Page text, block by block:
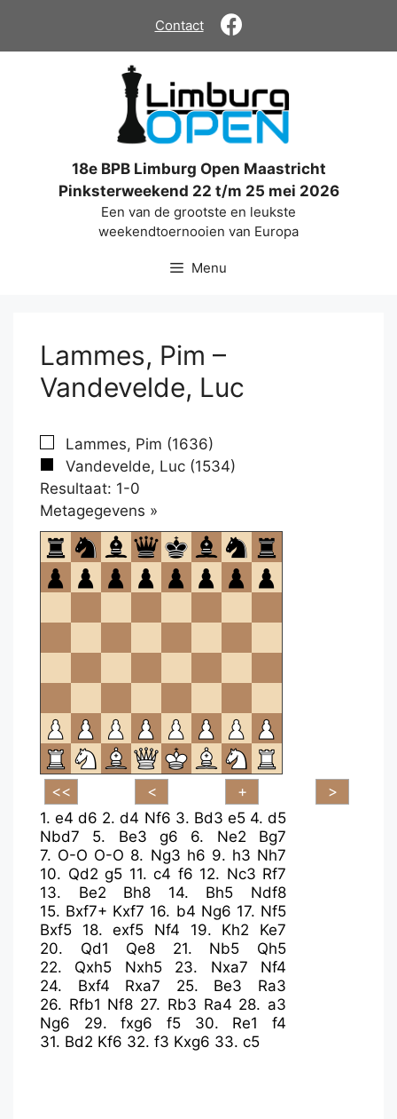
de
Contact
18e BPB Limburg Open Maastricht
Pinksterweekend 22 t/m 25 mei 2026
Een van de grootste en leukste
weekendtoernooien van Europa
Menu
Lammes, Pim –
Vandevelde, Luc
Lammes, Pim (1636)
Vandevelde, Luc (1534)
Resultaat: 1-0
Metagegevens »
om
te
openen.
1.e4 d6 2.d4 Nf6 3. Bd3 e5 4.d5
Nbd7
5. Be3 g6 6. Ne2
Bg7
7. O-O O-O 8. Ng3 h6 9. h3 Nh7
10. Qd2 g5 11. c4 f6 12. Nc3 Rf7
13. Be2 Bh8 14. Bh5
Ndf8
15. Bxf7+ Kxf7 16. b4 Ng6 17. Nf5
Bxf5
18.exf5 Nf4 19. Kh2
Ke7
20. Qd1 Qe8 21. Nb5
Qh5
22. Qxh5 Nxh5 23. Nxa7
Nf4
24. Bxf4 Rxa7 25. Be3
Ra3
26. Rfb1 Nf8 27. Rb3 Ra4 28. a3
Ng6
29.fxg6 f5 30. Re1
f4
31. Bd2 Kf6 32. f3 Kxg6 33. c5